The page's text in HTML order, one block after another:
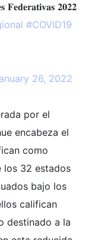
𝐅𝐞𝐝𝐞𝐫𝐚𝐭𝐢𝐯𝐚𝐬 𝟐𝟎𝟐𝟐
#COVID19
26, 2022
por el
encabeza el
como
los 32 estados
bajo los
califican
destinado a la